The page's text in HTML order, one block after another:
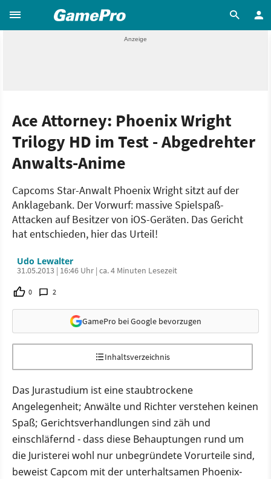
Ace Attorney: Phoenix Wright
Trilogy HD im Test - Abgedrehter
Anwalts-Anime
Capcoms Star-Anwalt Phoenix Wright sitzt auf der
Anklagebank. Der Vorwurf: massive Spielspaß-
Attacken auf Besitzer von iOS-Geräten. Das Gericht
hat entschieden, hier das Urteil!
Udo Lewalter
31.05.2013 | 16:46 Uhr | ca. 4 Minuten Lesezeit
0 2
GamePro bei Google bevorzugen
Inhaltsverzeichnis
Das Jurastudium ist eine staubtrockene
Angelegenheit; Anwälte und Richter verstehen keinen
Spaß; Gerichtsverhandlungen sind zäh und
einschläfernd - dass diese Behauptungen rund um
die Juristerei wohl nur unbegründete Vorurteile sind,
beweist Capcom mit der unterhaltsamen Phoenix-